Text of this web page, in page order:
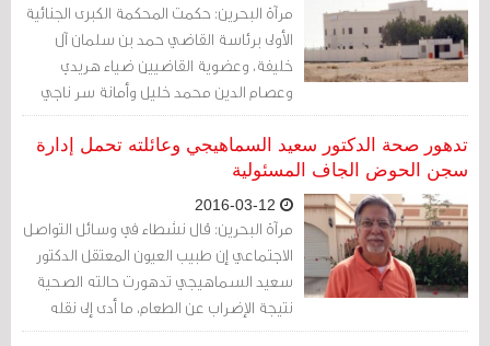
مرآة البحرين: حكمت المحكمة الكبرى الجنائية
الأولى برئاسة القاضي حمد بن سلمان آل
خليفة، وعضوية القاضيين ضياء هريدي
وعصام الدين محمد خليل وأمانة سر ناجي
عبدالله بحبس طالب (22 سنة) سنة لضربه
شرطيّاً في سجن الحوض الجاف.
تدهور صحة الدكتور سعيد السماهيجي وعائلته تحمل إدارة
سجن الحوض الجاف المسئولية
مرآة البحرين: قال نشطاء في وسائل التواصل
الاجتماعي إن طبيب العيون المعتقل الدكتور
سعيد السماهيجي تدهورت حالته الصحية
نتيجة الإضراب عن الطعام، ما أدى إلى نقله
لعيادة سجن الحوض الجاف.